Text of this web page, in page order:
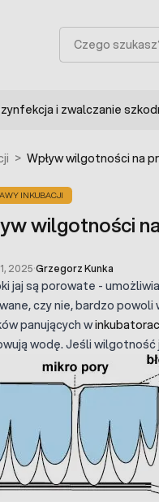
Szukaj
i zwalczanie
> Wpływ wilgotności na
INKUBACJI
wilgotności
2025·Grzegorz Kunka
jaj są porowate -
czy nie, bardzo
panujących w
wodę. Jeśli wilgotność